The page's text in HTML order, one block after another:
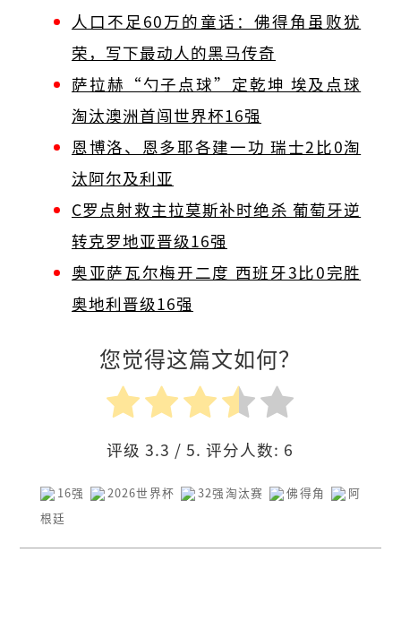
人口不足60万的童话：佛得角虽败犹
荣，写下最动人的黑马传奇
萨拉赫“勺子点球”定乾坤 埃及点球
淘汰澳洲首闯世界杯16强
恩博洛、恩多耶各建一功 瑞士2比0淘
汰阿尔及利亚
C罗点射救主拉莫斯补时绝杀 葡萄牙逆
转克罗地亚晋级16强
奥亚萨瓦尔梅开二度 西班牙3比0完胜
奥地利晋级16强
您觉得这篇文如何？
评级3.3 / 5. 评分人数: 6
16强 2026世界杯 32强淘汰赛 佛得角
阿
根廷